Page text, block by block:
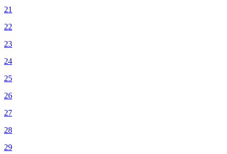
21
22
23
24
25
26
27
28
29